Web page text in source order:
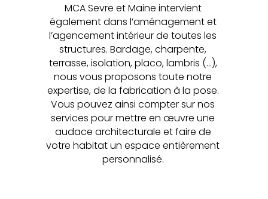
MCA Sevre et Maine intervient
également dans l’aménagement et
l’agencement intérieur de toutes les
structures. Bardage, charpente,
terrasse, isolation, placo, lambris (…),
nous vous proposons toute notre
expertise, de la fabrication à la pose.
Vous pouvez ainsi compter sur nos
services pour mettre en œuvre une
audace architecturale et faire de
votre habitat un espace entièrement
personnalisé.